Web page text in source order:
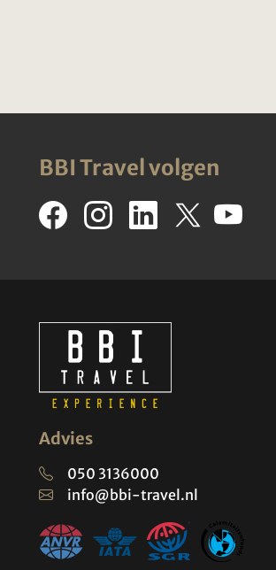
BBI Travel volgen
Advies
050 3136000
info@bbi-travel.nl